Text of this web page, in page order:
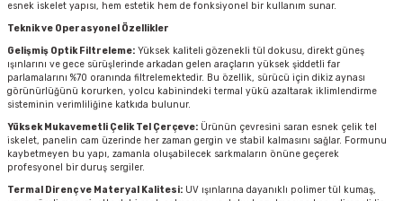
esnek iskelet yapısı, hem estetik hem de fonksiyonel bir kullanım sunar.
Teknik ve Operasyonel Özellikler
Gelişmiş Optik Filtreleme: Yüksek kaliteli gözenekli tül dokusu, direkt güneş
ışınlarını ve gece sürüşlerinde arkadan gelen araçların yüksek şiddetli far
parlamalarını %70 oranında filtrelemektedir. Bu özellik, sürücü için dikiz aynası
görünürlüğünü korurken, yolcu kabinindeki termal yükü azaltarak iklimlendirme
sisteminin verimliliğine katkıda bulunur.
Yüksek Mukavemetli Çelik Tel Çerçeve: Ürünün çevresini saran esnek çelik tel
iskelet, panelin cam üzerinde her zaman gergin ve stabil kalmasını sağlar. Formunu
kaybetmeyen bu yapı, zamanla oluşabilecek sarkmaların önüne geçerek
profesyonel bir duruş sergiler.
Termal Direnç ve Materyal Kalitesi: UV ışınlarına dayanıklı polimer tül kumaş,